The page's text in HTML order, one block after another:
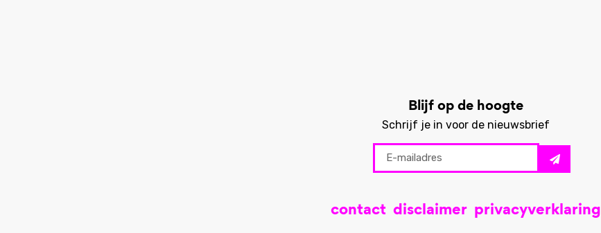
Blijf op de hoogte
Schrijf je in voor de nieuwsbrief
contact disclaimer privacyverklaring